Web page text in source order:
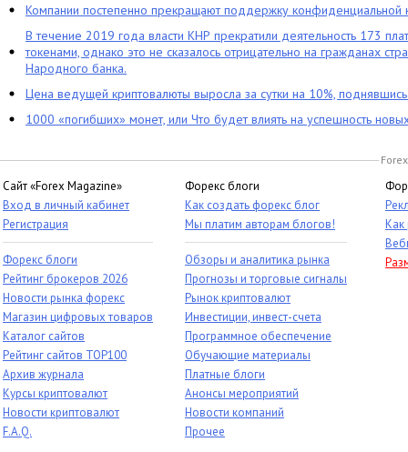
Компании постепенно прекращают поддержку конфиденциальной
В течение 2019 года власти КНР прекратили деятельность 173
токенами, однако это не сказалось отрицательно на гражданах
Народного банка.
Цена ведущей криптовалюты выросла за сутки на 10%,
1000 «погибших» монет, или Что будет влиять на успешность
Сайт «Forex Magazine»
Вход в личный кабинет
Регистрация
Форекс блоги
Рейтинг брокеров 2026
Новости рынка форекс
Магазин цифровых товаров
Каталог сайтов
Рейтинг сайтов TOP100
Архив журнала
Курсы криптовалют
Новости криптовалют
F.A.Q.
Форекс блоги
Как создать форекс блог
Мы платим авторам блогов!
Обзоры и аналитика рынка
Прогнозы и торговые сигналы
Рынок криптовалют
Инвестиции, инвест-счета
Программное обеспечение
Обучающие материалы
Платные блоги
Анонсы мероприятий
Новости компаний
Прочее
Как